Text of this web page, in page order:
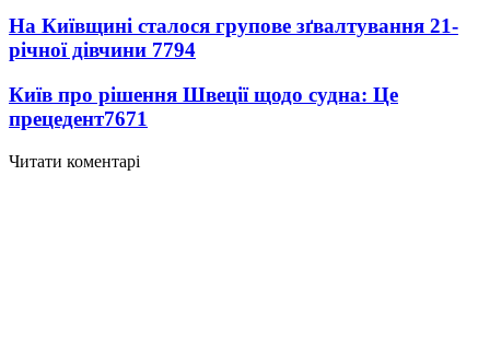
На Київщині сталося групове зґвалтування 21-
річної дівчини 7794
Київ про рішення Швеції щодо судна: Це
прецедент7671
Читати коментарі